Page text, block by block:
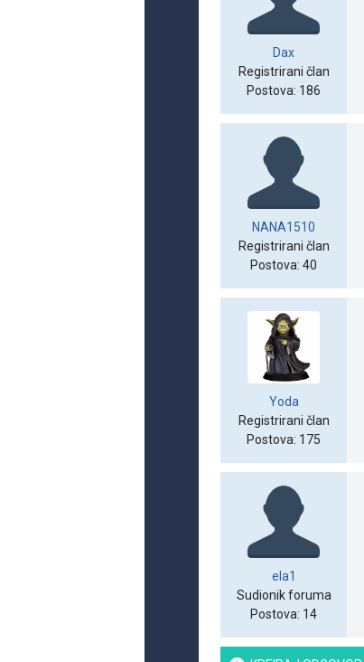
Dax
Registrirani član
Postova: 186
NANA1510
Registrirani član
Postova: 40
Yoda
Registrirani član
Postova: 175
ela1
Sudionik foruma
Postova: 14